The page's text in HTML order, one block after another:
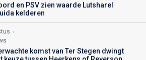
en PSV zien waarde Lutsharel
kelderen
komst van Ter Stegen dwingt